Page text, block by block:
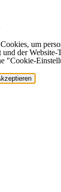
um
der
"Cookie-